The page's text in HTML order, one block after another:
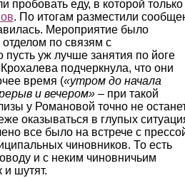
пробовать еду, в которой только
. По итогам разместили
Мероприятие было
по связям с
пусть уж лучше занятия по йоге
подчеркнула, что они
время («утром до начала
и вечером» – при такой
у Романовой точно не
оказываться в глупых
все было на встрече с
чиновников. То есть
и с неким чиновничьим
шутят.